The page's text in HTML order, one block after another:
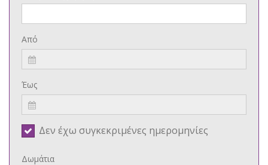
Από
Έως
Δεν έχω συγκεκριμένες ημερομηνίες
Δωμάτια